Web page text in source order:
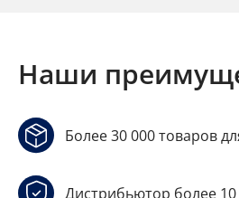
Наши
Более 30 000 товаров
Дистрибьютор более